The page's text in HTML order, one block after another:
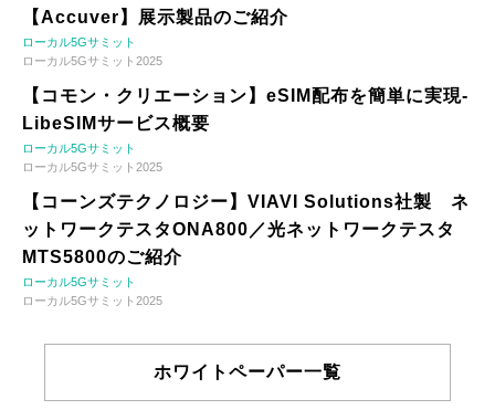
【Accuver】展示製品のご紹介
ローカル5Gサミット
ローカル5Gサミット2025
【コモン・クリエーション】eSIM配布を簡単に実現-
LibeSIMサービス概要
ローカル5Gサミット
ローカル5Gサミット2025
【コーンズテクノロジー】VIAVI Solutions社製 ネ
ットワークテスタONA800／光ネットワークテスタ
MTS5800のご紹介
ローカル5Gサミット
ローカル5Gサミット2025
ホワイトペーパー一覧